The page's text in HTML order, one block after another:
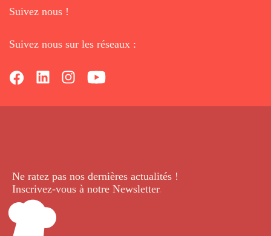
Suivez nous !
Suivez nous sur les réseaux :
Ne ratez pas nos dernières actualités !
Inscrivez-vous à notre Newsletter.